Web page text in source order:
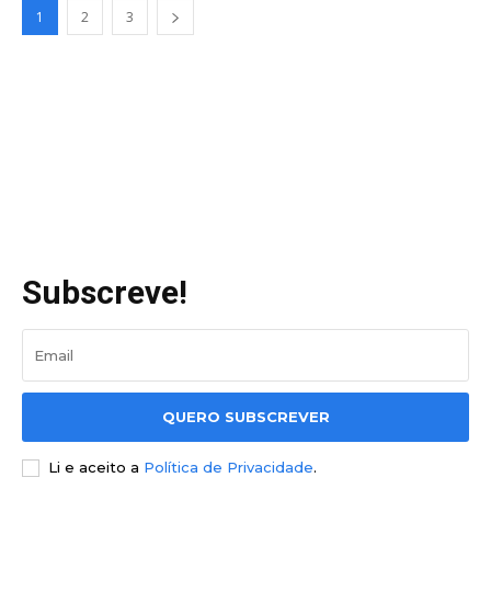
1 2 3
Subscreve!
QUERO SUBSCREVER
Li e aceito a Política de Privacidade.